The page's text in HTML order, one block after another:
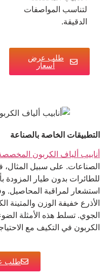
لتناسب المواصفات
الدقيقة.
طلب عرض
أسعار
التطبيقات الخاصة بالصناعة
أنابيب ألياف الكربون
الصناعات. على سبيل
للطائرات بدون طيار
استشعار لمراقبة المحاصيل.
الأذرع خفيفة الوزن والمتينة
الجوي. تسلط هذه الأمثلة
الكربون في التكيف مع
طلب